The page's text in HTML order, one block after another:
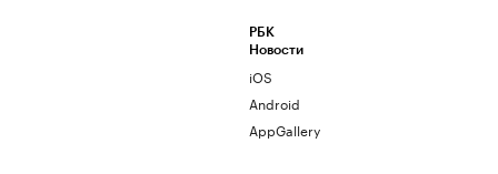
РБК
Новости
iOS
Android
AppGallery